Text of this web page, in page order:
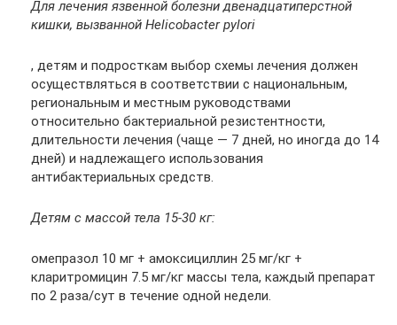
Для лечения язвенной болезни двенадцатиперстной
кишки, вызванной Helicobacter pylori
, детям и подросткам выбор схемы лечения должен
осуществляться в соответствии с национальным,
региональным и местным руководствами
относительно бактериальной резистентности,
длительности лечения (чаще — 7 дней, но иногда до 14
дней) и надлежащего использования
антибактериальных средств.
Детям с массой тела 15-30 кг:
омепразол 10 мг + амоксициллин 25 мг/кг +
кларитромицин 7.5 мг/кг массы тела, каждый препарат
по 2 раза/сут в течение одной недели.